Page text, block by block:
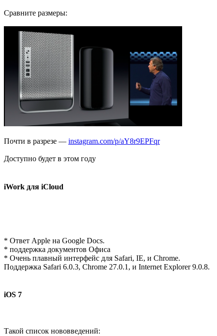
Сравните размеры:
Почти в разрезе — instagram.com/p/aY8r9EPFqr
Доступно будет в этом году
iWork для iCloud
* Ответ Apple на Google Docs.
* поддержка документов Офиса
* Очень плавный интерфейс для Safari, IE, и Chrome.
Поддержка Safari 6.0.3, Chrome 27.0.1, и Internet Explorer 9.0.8.
iOS 7
Такой список нововведений: